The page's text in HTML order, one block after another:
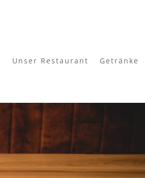
Unser Restaurant Getränke